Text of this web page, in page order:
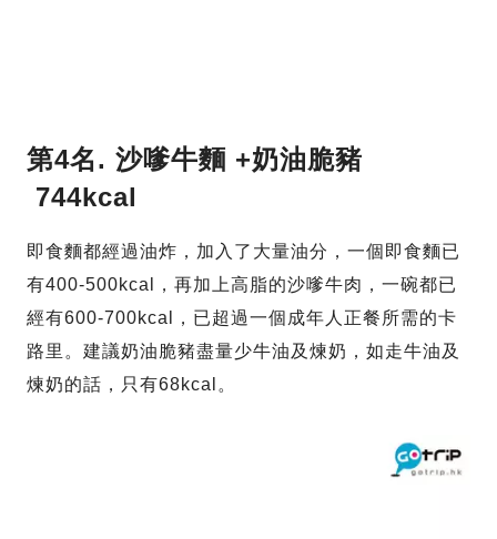
第4名. 沙嗲牛麵 +奶油脆豬
744kcal
即食麵都經過油炸，加入了大量油分，一個即食麵已
有400-500kcal，再加上高脂的沙嗲牛肉，一碗都已
經有600-700kcal，已超過一個成年人正餐所需的卡
路里。建議奶油脆豬盡量少牛油及煉奶，如走牛油及
煉奶的話，只有68kcal。